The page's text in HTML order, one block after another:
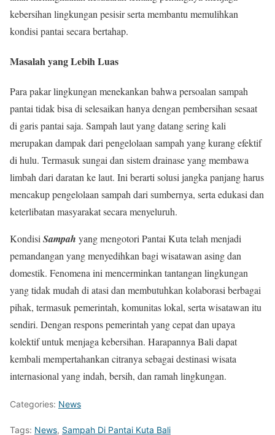
kebersihan lingkungan pesisir serta membantu memulihkan
kondisi pantai secara bertahap.
Masalah yang Lebih Luas
Para pakar lingkungan menekankan bahwa persoalan sampah
pantai tidak bisa di selesaikan hanya dengan pembersihan sesaat
di garis pantai saja. Sampah laut yang datang sering kali
merupakan dampak dari pengelolaan sampah yang kurang efektif
di hulu. Termasuk sungai dan sistem drainase yang membawa
limbah dari daratan ke laut. Ini berarti solusi jangka panjang harus
mencakup pengelolaan sampah dari sumbernya, serta edukasi dan
keterlibatan masyarakat secara menyeluruh.
KondisiSampah yang mengotori Pantai Kuta telah menjadi
pemandangan yang menyedihkan bagi wisatawan asing dan
domestik. Fenomena ini mencerminkan tantangan lingkungan
yang tidak mudah di atasi dan membutuhkan kolaborasi berbagai
pihak, termasuk pemerintah, komunitas lokal, serta wisatawan itu
sendiri. Dengan respons pemerintah yang cepat dan upaya
kolektif untuk menjaga kebersihan. Harapannya Bali dapat
kembali mempertahankan citranya sebagai destinasi wisata
internasional yang indah, bersih, dan ramah lingkungan.
Categories: News
Tags: News, Sampah Di Pantai Kuta Bali